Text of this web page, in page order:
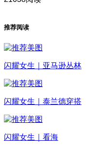
推荐阅读
闪耀女生｜亚马逊丛林
闪耀女生｜泰兰德穿搭
闪耀女生｜看海